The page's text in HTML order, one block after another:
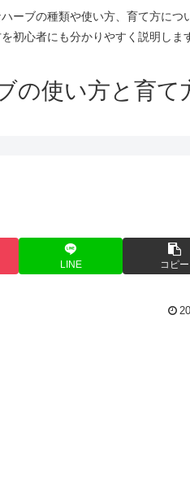
ーブの種類や使い方、育て方に
初心者にも分かりやすく説明しま
の使い方と育て
LINE コピー